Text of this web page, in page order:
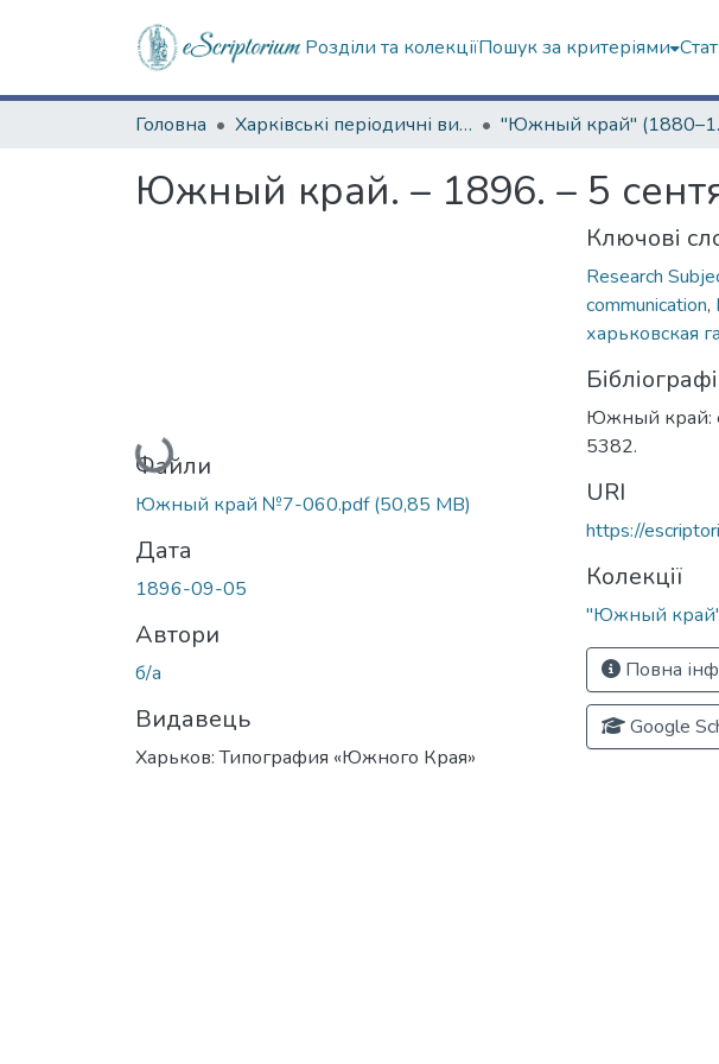
Розділи та колекціїПошук за критеріями
Головна Харківські періодичні видання
Южный край. – 1896. – 5
Вантажиться...
Файли
Южный край №7-060.pdf(50,85 MB)
Дата
1896-09-05
Автори
б/а
Видавець
Харьков: Типография «Южного Края»
Ключові
Research
communication,
харьковская
Южный край:
5382.
URI
https://
Колекції
"Южный край"
Повна
Google